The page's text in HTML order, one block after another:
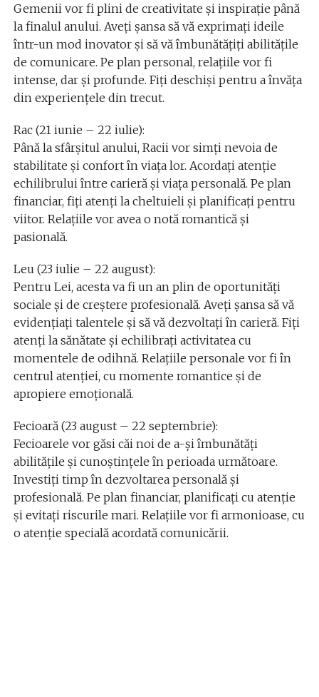
Gemenii vor fi plini de creativitate și inspirație până
la finalul anului. Aveți șansa să vă exprimați ideile
într-un mod inovator și să vă îmbunătățiți abilitățile
de comunicare. Pe plan personal, relațiile vor fi
intense, dar și profunde. Fiți deschiși pentru a învăța
din experiențele din trecut.
Rac (21 iunie – 22 iulie):
Până la sfârșitul anului, Racii vor simți nevoia de
stabilitate și confort în viața lor. Acordați atenție
echilibrului între carieră și viața personală. Pe plan
financiar, fiți atenți la cheltuieli și planificați pentru
viitor. Relațiile vor avea o notă romantică și
pasională.
Leu (23 iulie – 22 august):
Pentru Lei, acesta va fi un an plin de oportunități
sociale și de creștere profesională. Aveți șansa să vă
evidențiați talentele și să vă dezvoltați în carieră. Fiți
atenți la sănătate și echilibrați activitatea cu
momentele de odihnă. Relațiile personale vor fi în
centrul atenției, cu momente romantice și de
apropiere emoțională.
Fecioară (23 august – 22 septembrie):
Fecioarele vor găsi căi noi de a-și îmbunătăți
abilitățile și cunoștințele în perioada următoare.
Investiți timp în dezvoltarea personală și
profesională. Pe plan financiar, planificați cu atenție
și evitați riscurile mari. Relațiile vor fi armonioase, cu
o atenție specială acordată comunicării.